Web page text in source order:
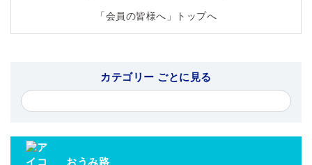
「会員の皆様へ」トップへ
カテゴリー ごとに見る
おうみ路